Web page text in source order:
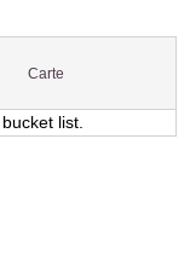
Carte
list.